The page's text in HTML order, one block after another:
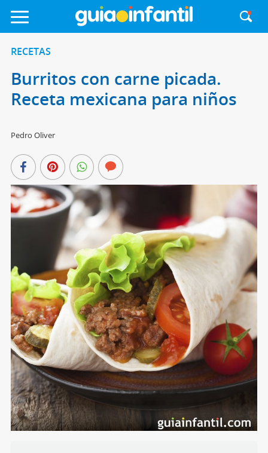
RECETAS
Burritos con carne picada.
Receta mexicana para niños
Pedro Oliver